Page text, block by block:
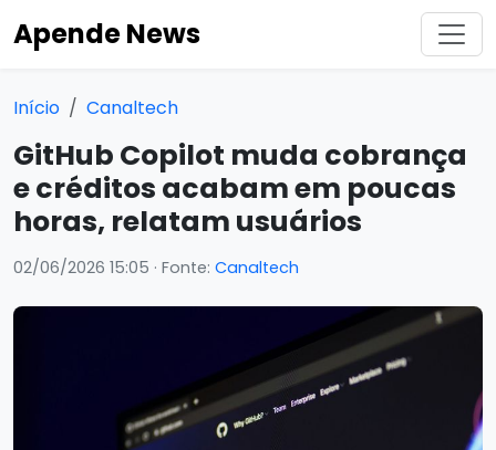
Apende News
Início Canaltech
GitHub Copilot muda cobrança
e créditos acabam em poucas
horas, relatam usuários
02/06/2026 15:05 · Fonte: Canaltech